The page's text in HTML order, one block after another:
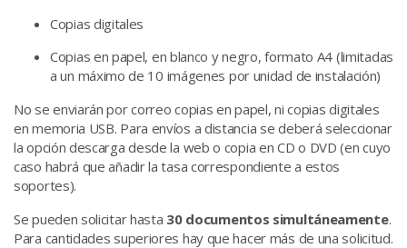
Copias digitales
Copias en papel, en blanco y negro, formato A4 (limitadas
a un máximo de 10 imágenes por unidad de instalación)
No se enviarán por correo copias en papel, ni copias digitales
en memoria USB. Para envíos a distancia se deberá seleccionar
la opción descarga desde la web o copia en CD o DVD (en cuyo
caso habrá que añadir la tasa correspondiente a estos
soportes).
Se pueden solicitar hasta 30 documentos simultáneamente.
Para cantidades superiores hay que hacer más de una solicitud.